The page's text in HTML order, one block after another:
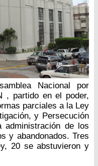
Nacional por
, partido en el poder,
parciales a la Ley
y Persecución
de los
y abandonados. Tres
20 se abstuvieron y